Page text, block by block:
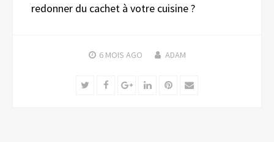
redonner du cachet à votre cuisine ?
6 MOIS AGO ADAM
TwitterFacebookGoogle+LinkedInPinterest
Email